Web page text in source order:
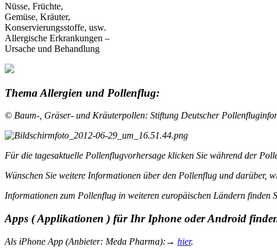
Nüsse, Früchte,
Gemüse, Kräuter,
Konservierungsstoffe, usw.
Allergische Erkrankungen –
Ursache und Behandlung
Thema Allergien und Pollenflug:
© Baum-, Gräser- und Kräuterpollen: Stiftung Deutscher
Für die tagesaktuelle Pollenflugvorhersage klicken Sie während der
Wünschen Sie weitere Informationen über den Pollenflug und darüber,
Informationen zum Pollenflug in weiteren europäischen Ländern finden
Apps ( Applikationen ) für Ihr Iphone oder Android
Als iPhone App (Anbieter: Meda Pharma):→ hier.